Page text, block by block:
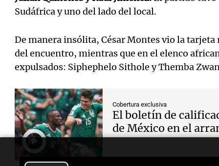
Sudáfrica y uno del lado del local.
De manera insólita, César Montes vio la tarjeta
del encuentro, mientras que en el elenco
expulsados: Siphephelo Sithole y Themba
Cobertura exclusiva
El boletín de
de México en el